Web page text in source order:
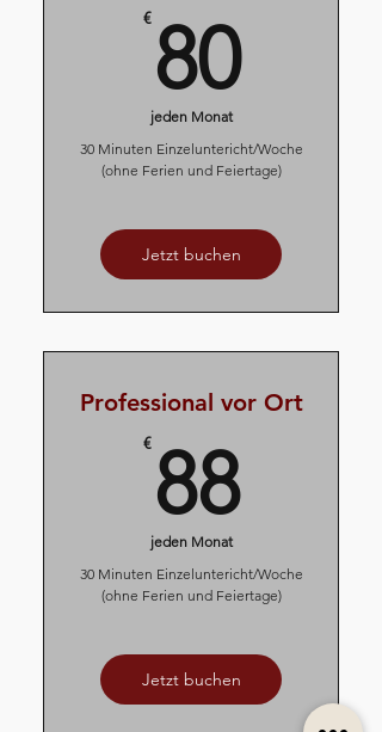
€ 8080€
jeden Monat
30 Minuten Einzeluntericht/Woche
(ohne Ferien und Feiertage)
Jetzt buchen
Professional vor Ort
€ 8888€
jeden Monat
30 Minuten Einzeluntericht/Woche
(ohne Ferien und Feiertage)
Jetzt buchen